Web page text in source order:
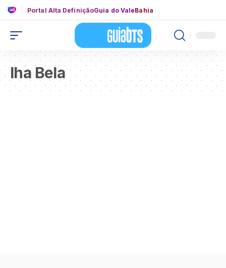
Portal Alta DefiniçãoGuia do ValeBahia
Iha Bela